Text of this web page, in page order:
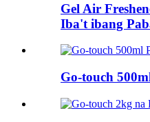
Gel Air
Iba't ibang
Go-touch